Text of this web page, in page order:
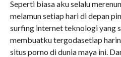
Seperti biasa aku selalu
melamun setiap hari di depan
surfing internet teknologi yang
membuatku tergodasetiap
situs porno di dunia maya ini.